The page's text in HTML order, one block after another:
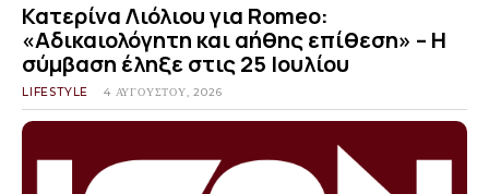
Κατερίνα Λιόλιου για Romeo:
«Αδικαιολόγητη και αήθης επίθεση» – Η
σύμβαση έληξε στις 25 Ιουλίου
LIFESTYLE 4 ΑΥΓΟΎΣΤΟΥ, 2026